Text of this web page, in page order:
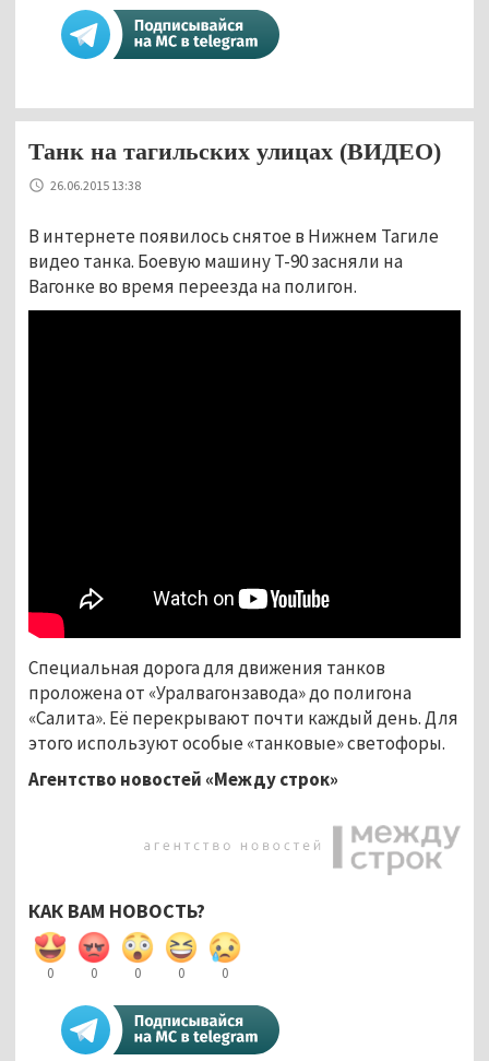
Танк на тагильских улицах (ВИДЕО)
26.06.2015 13:38
В интернете появилось снятое в Нижнем Тагиле
видео танка. Боевую машину Т-90 засняли на
Вагонке во время переезда на полигон.
Специальная дорога для движения танков
проложена от «Уралвагонзавода» до полигона
«Салита». Её перекрывают почти каждый день. Для
этого используют особые «танковые» светофоры.
Агентство новостей «Между строк»
КАК ВАМ НОВОСТЬ?
0 0 0 0 0